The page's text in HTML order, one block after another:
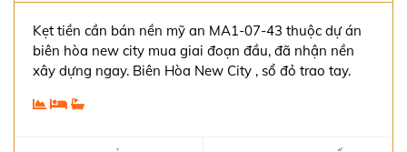
Kẹt tiền cần bán nền mỹ an MA1-07-43 thuộc dự án
biên hòa new city mua giai đoạn đầu, đã nhận nền
xây dựng ngay. Biên Hòa New City , sổ đỏ trao tay.